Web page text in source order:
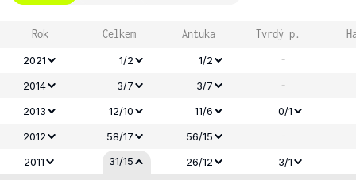
Rok Celkem Antuka Tvrdý p.
2021 1/2 1/2 -
2014 3/7 3/7 -
2013 12/10 11/6
0/1
2012
58/17 56/15 -
2011 31/15 26/12 3/1